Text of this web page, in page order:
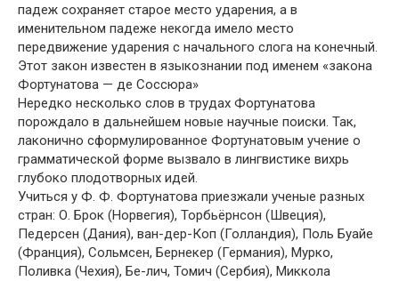
падеж сохраняет старое место ударения, а в
именительном падеже некогда имело место
передвижение ударения с начального слога на конечный.
Этот закон известен в языкознании под именем «закона
Фортунатова — де Соссюра»
Нередко несколько слов в трудах Фортунатова
порождало в дальнейшем новые научные поиски. Так,
лаконично сформулированное Фортунатовым учение о
грамматической форме вызвало в лингвистике вихрь
глубоко плодотворных идей.
Учиться у Ф. Ф. Фортунатова приезжали ученые разных
стран: О. Брок (Норвегия), Торбьёрнсон (Швеция),
Педерсен (Дания), ван-дер-Коп (Голландия), Поль Буайе
(Франция), Сольмсен, Бернекер (Германия), Мурко,
Поливка (Чехия), Бе-лич, Томич (Сербия), Миккола